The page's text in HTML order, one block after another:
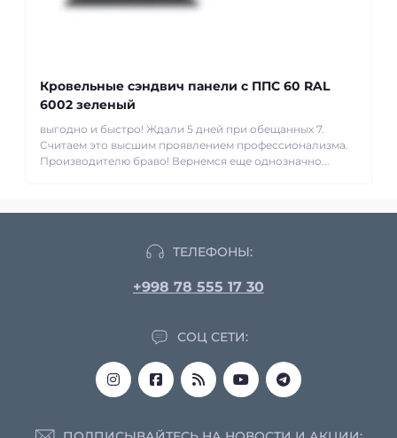
Кровельные сэндвич панели с ППС 60 RAL
6002 зеленый
выгодно и быстро! Ждали 5 дней при обещанных 7.
Считаем это высшим проявлением профессионализма.
Производителю браво! Вернемся еще однозначно...
ТЕЛЕФОНЫ:
+998 78 555 17 30
СОЦ СЕТИ: